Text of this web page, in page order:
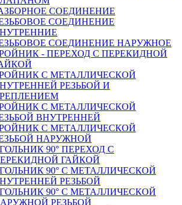
СОЕДИНЕНИЕ
СОЕДИНЕНИЕ
СОЕДИНЕНИЕ НАРУЖНОЕ
- ПЕРЕХОД С ПЕРЕКИДНОЙ
С МЕТАЛЛИЧЕСКОЙ
РЕЗЬБОЙ И
С МЕТАЛЛИЧЕСКОЙ
ВНУТРЕННЕЙ
С МЕТАЛЛИЧЕСКОЙ
НАРУЖНОЙ
90° ПЕРЕХОД С
ГАЙКОЙ
90° С МЕТАЛЛИЧЕСКОЙ
РЕЗЬБОЙ
90° С МЕТАЛЛИЧЕСКОЙ
РЕЗЬБОЙ